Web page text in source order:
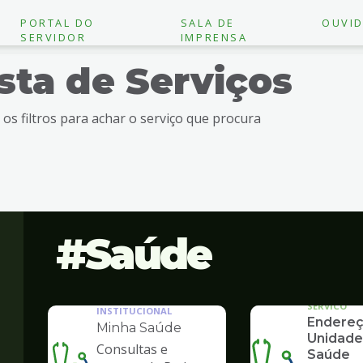
PORTAL DO
SERVIDOR
SALA DE
IMPRENSA
de Serviços
os filtros para achar o serviço que procura
Saúde
INSTITUCIONAL
Minha Saúde
Consultas e
SERVICO
Saúde